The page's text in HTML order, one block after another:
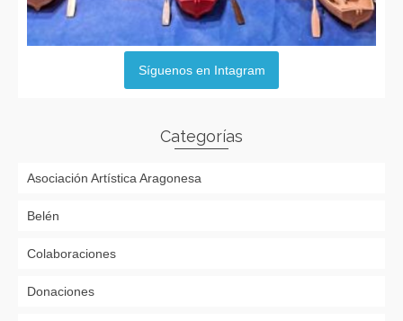
Síguenos en Intagram
Categorías
Asociación Artística Aragonesa
Belén
Colaboraciones
Donaciones